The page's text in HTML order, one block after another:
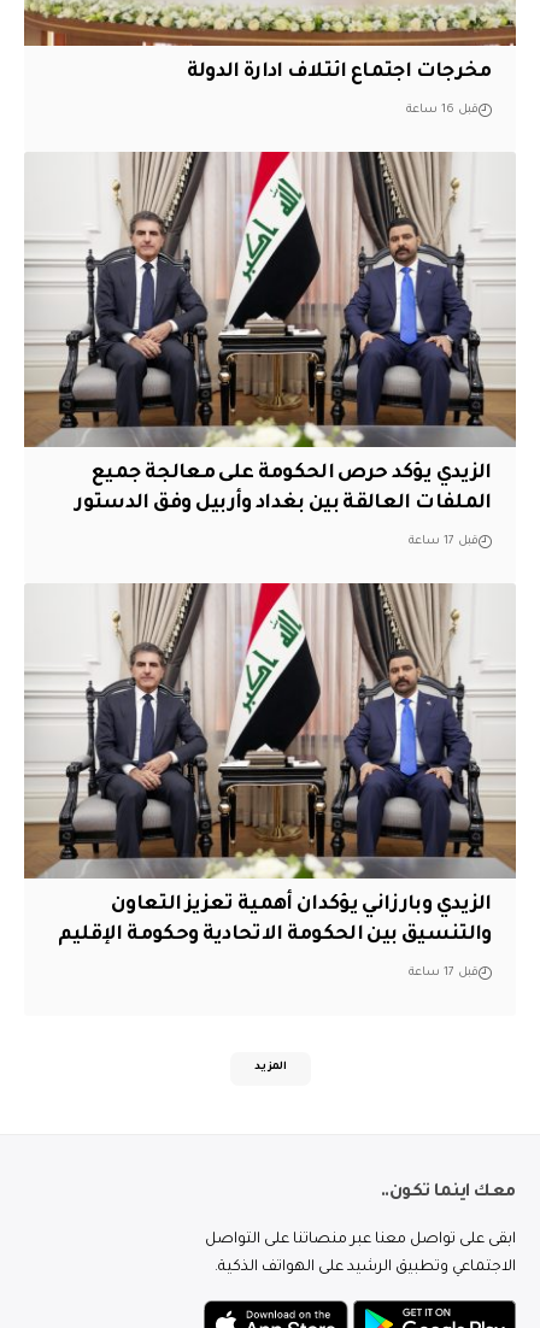
مخرجات اجتماع ائتلاف ادارة الدولة
قبل 16 ساعة
الزيدي يؤكد حرص الحكومة على معالجة جميع
الملفات العالقة بين بغداد وأربيل وفق الدستور
قبل 17 ساعة
الزيدي وبارزاني يؤكدان أهمية تعزيز التعاون
والتنسيق بين الحكومة الاتحادية وحكومة الإقليم
قبل 17 ساعة
المزيد
معك اينما تكون..
ابقى على تواصل معنا عبر منصاتنا على التواصل
الاجتماعي وتطبيق الرشيد على الهواتف الذكية.